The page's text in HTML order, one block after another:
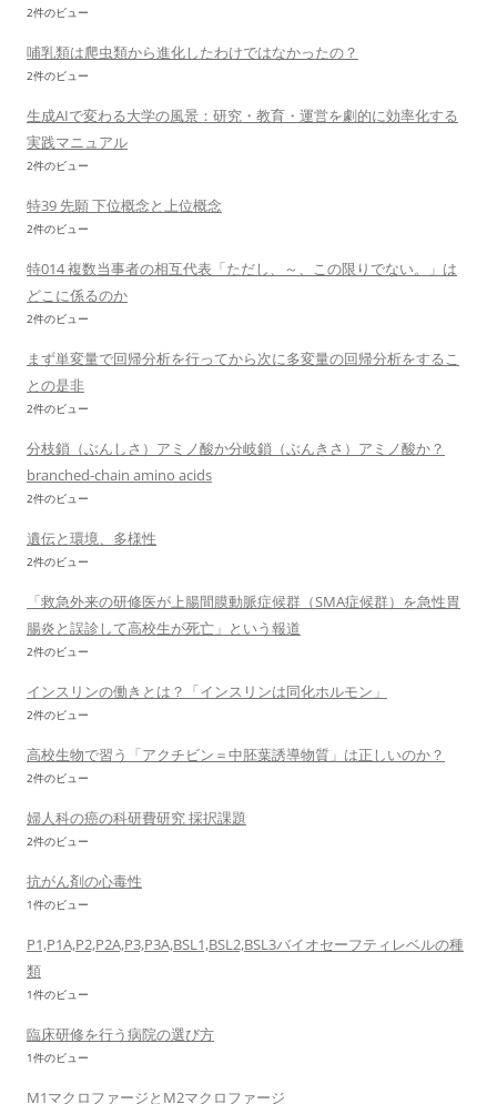
2件のビュー
哺乳類は爬虫類から進化したわけではなかったの？
2件のビュー
生成AIで変わる大学の風景：研究・教育・運営を劇的に効率化する
実践マニュアル
2件のビュー
特39 先願 下位概念と上位概念
2件のビュー
特014 複数当事者の相互代表「ただし、～、この限りでない。」は
どこに係るのか
2件のビュー
まず単変量で回帰分析を行ってから次に多変量の回帰分析をするこ
との是非
2件のビュー
分枝鎖（ぶんしさ）アミノ酸か分岐鎖（ぶんきさ）アミノ酸か？
branched-chain amino acids
2件のビュー
遺伝と環境、多様性
2件のビュー
「救急外来の研修医が上腸間膜動脈症候群（SMA症候群）を急性胃
腸炎と誤診して高校生が死亡」という報道
2件のビュー
インスリンの働きとは？「インスリンは同化ホルモン」
2件のビュー
高校生物で習う「アクチビン＝中胚葉誘導物質」は正しいのか？
2件のビュー
婦人科の癌の科研費研究 採択課題
2件のビュー
抗がん剤の心毒性
1件のビュー
P1,P1A,P2,P2A,P3,P3A,BSL1,BSL2,BSL3バイオセーフティレベルの種
類
1件のビュー
臨床研修を行う病院の選び方
1件のビュー
M1マクロファージとM2マクロファージ